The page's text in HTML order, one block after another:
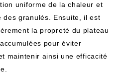
uniforme de la chaleur et
des granulés. Ensuite, il est
la propreté du plateau
pour éviter
maintenir ainsi une efficacité